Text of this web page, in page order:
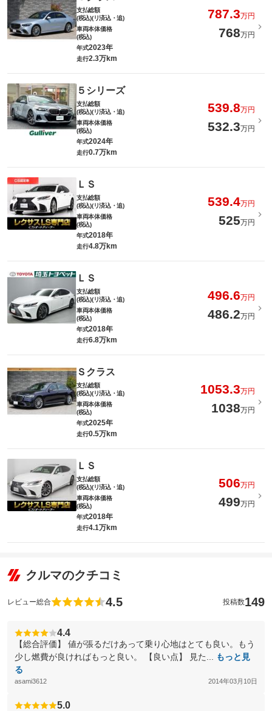
支払総額
(税込)(リ済込・追)
787.3万円
車両本体価格
(税込)
768万円
年式2023年
走行2.3万km
５シリーズ
支払総額
(税込)(リ済込・追)
539.8万円
車両本体価格
(税込)
532.3万円
年式2024年
走行0.7万km
ＬＳ
支払総額
(税込)(リ済込・追)
539.4万円
車両本体価格
(税込)
525万円
年式2018年
走行4.8万km
ＬＳ
支払総額
(税込)(リ済込・追)
496.6万円
車両本体価格
(税込)
486.2万円
年式2018年
走行6.8万km
Ｓクラス
支払総額
(税込)(リ済込・追)
1053.3万円
車両本体価格
(税込)
1038万円
年式2025年
走行0.5万km
ＬＳ
支払総額
(税込)(リ済込・追)
506万円
車両本体価格
(税込)
499万円
年式2018年
走行4.1万km
クルマのクチコミ
レビュー総合 4.5 投稿数149
4.4
【総合評価】 値が張るだけあって乗り心地はとても良い。もう
少し燃費が良ければもっと良い。 【良い点】 見た...
もっと見
る
asami3612 2014年03月10日
5.0